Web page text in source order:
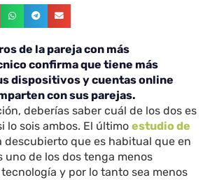
de la pareja con más
confirma que tiene más
dispositivos y cuentas online
con sus parejas.
deberías saber cuál de los dos es
lo sois ambos. El últimoestudio de
descubierto que es habitual que en
uno de los dos tenga menos
y por lo tanto sea menos